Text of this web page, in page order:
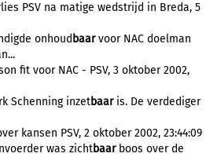
PSV na matige wedstrijd in Breda, 5
onhoud baarvoor NAC doelman
fit voor NAC - PSV, 3 oktober 2002,
Schenning inzetbaaris. De verdediger
kansen PSV, 2 oktober 2002, 23:44:09
was zichtbaarboos over de